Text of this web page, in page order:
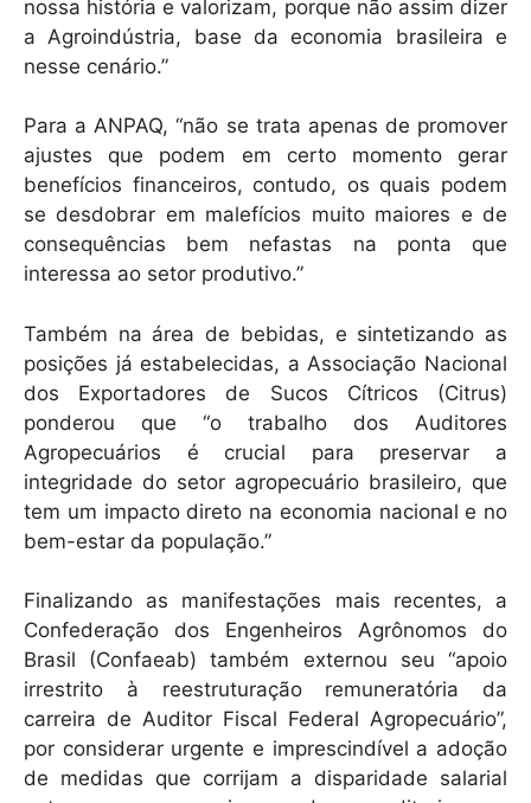
nossa história e valorizam, porque não assim dizer
a Agroindústria, base da economia brasileira e
nesse cenário.”
Para a ANPAQ, “não se trata apenas de promover
ajustes que podem em certo momento gerar
benefícios financeiros, contudo, os quais podem
se desdobrar em malefícios muito maiores e de
consequências bem nefastas na ponta que
interessa ao setor produtivo.”
Também na área de bebidas, e sintetizando as
posições já estabelecidas, a Associação Nacional
dos Exportadores de Sucos Cítricos (Citrus)
ponderou que “o trabalho dos Auditores
Agropecuários é crucial para preservar a
integridade do setor agropecuário brasileiro, que
tem um impacto direto na economia nacional e no
bem-estar da população.”
Finalizando as manifestações mais recentes, a
Confederação dos Engenheiros Agrônomos do
Brasil (Confaeab) também externou seu “apoio
irrestrito à reestruturação remuneratória da
carreira de Auditor Fiscal Federal Agropecuário”,
por considerar urgente e imprescindível a adoção
de medidas que corrijam a disparidade salarial